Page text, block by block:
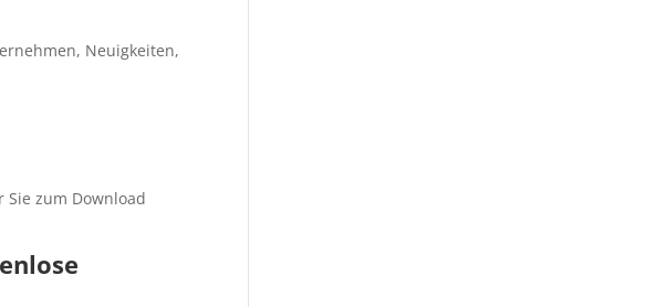
, Neuigkeiten,
zum Download